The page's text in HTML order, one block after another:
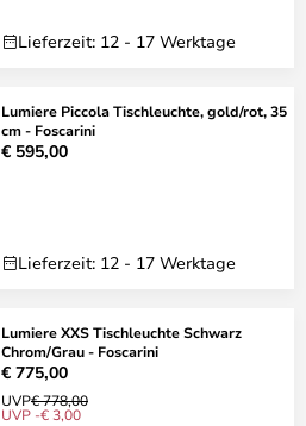
Lieferzeit: 12 - 17 Werktage
Lumiere Piccola Tischleuchte, gold/rot, 35
cm - Foscarini
€ 595,00
Lieferzeit: 12 - 17 Werktage
Lumiere XXS Tischleuchte Schwarz
Chrom/Grau - Foscarini
€ 775,00
UVP€ 778,00
UVP -€ 3,00